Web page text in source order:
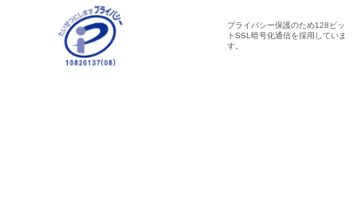
プライバシー保護のため128ビッ
トSSL暗号化通信を採用していま
す。